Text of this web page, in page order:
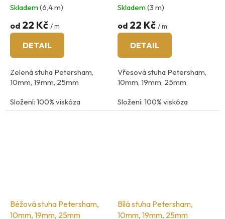
Skladem(6,4 m)
od 22 Kč / m
DETAIL
Zelená stuha Petersham,
10mm, 19mm, 25mm
Složení: 100% viskóza
Skladem(3 m)
od 22 Kč / m
DETAIL
Vřesová stuha Petersham,
10mm, 19mm, 25mm
Složení: 100% viskóza
Béžová stuha Petersham,
10mm, 19mm, 25mm
Bílá stuha Petersham,
10mm, 19mm, 25mm